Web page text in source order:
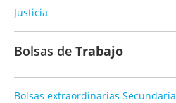
Justicia
Bolsas de Trabajo
Bolsas extraordinarias Secundaria